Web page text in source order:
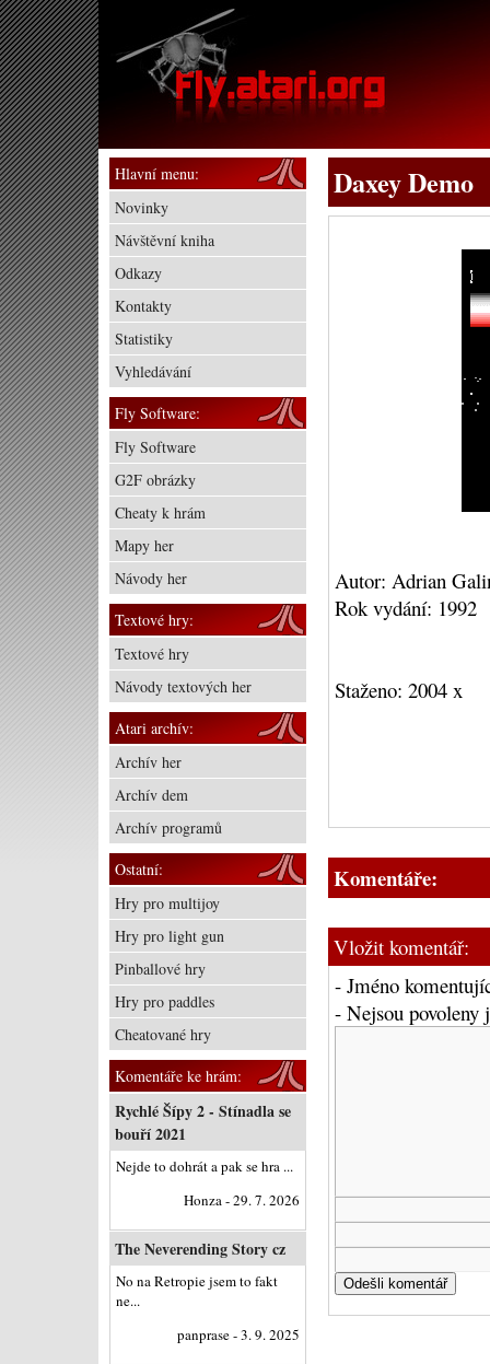
Daxey Demo
Autor: Adrian
Rok vydání: 1992
Staženo: 2004 x
Komentáře:
Vložit komentář:
- Jméno
- Nejsou
Hlavní menu:
Novinky
Návštěvní kniha
Odkazy
Kontakty
Statistiky
Vyhledávání
Fly Software:
Fly Software
G2F obrázky
Cheaty k hrám
Mapy her
Návody her
Textové hry:
Textové hry
Návody textových her
Atari archív:
Archív her
Archív dem
Archív programů
Ostatní:
Hry pro multijoy
Hry pro light gun
Pinballové hry
Hry pro paddles
Cheatované hry
Komentáře ke hrám:
Rychlé Šípy 2 - Stínadla se
bouří 2021
Nejde to dohrát a pak se hra ...
Honza - 29. 7. 2026
The Neverending Story cz
No na Retropie jsem to fakt
ne...
panprase - 3. 9. 2025